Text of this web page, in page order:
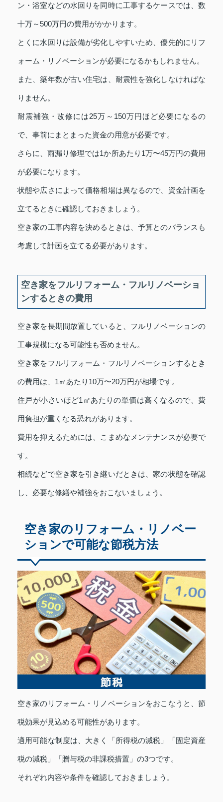
ン・浴室などの水回りを同時に工事するケースでは、数
十万～500万円の費用がかかります。
とくに水回りは設備が劣化しやすいため、優先的にリフ
ォーム・リノベーションが必要になるかもしれません。
また、築年数が古い住宅は、耐震性を強化しなければな
りません。
耐震補強・改修には25万～150万円ほど必要になるの
で、事前にまとまった資金の用意が必要です。
さらに、雨漏り修理では1か所あたり1万〜45万円の費用
が必要になります。
状態や広さによって価格相場は異なるので、資金計画を
立てるときに確認しておきましょう。
空き家の工事内容を決めるときは、予算とのバランスも
考慮して計画を立てる必要があります。
空き家をフルリフォーム・フルリノベーショ
ンするときの費用
空き家を長期間放置していると、フルリノベーションの
工事規模になる可能性も否めません。
空き家をフルリフォーム・フルリノベーションするとき
の費用は、1㎡あたり10万〜20万円が相場です。
住戸が小さいほど1㎡あたりの単価は高くなるので、費
用負担が重くなる恐れがあります。
費用を抑えるためには、こまめなメンテナンスが必要で
す。
相続などで空き家を引き継いだときは、家の状態を確認
し、必要な修繕や補強をおこないましょう。
空き家のリフォーム・リノベー
ションで可能な節税方法
空き家のリフォーム・リノベーションをおこなうと、節
税効果が見込める可能性があります。
適用可能な制度は、大きく「所得税の減税」「固定資産
税の減税」「贈与税の非課税措置」の3つです。
それぞれ内容や条件を確認しておきましょう。